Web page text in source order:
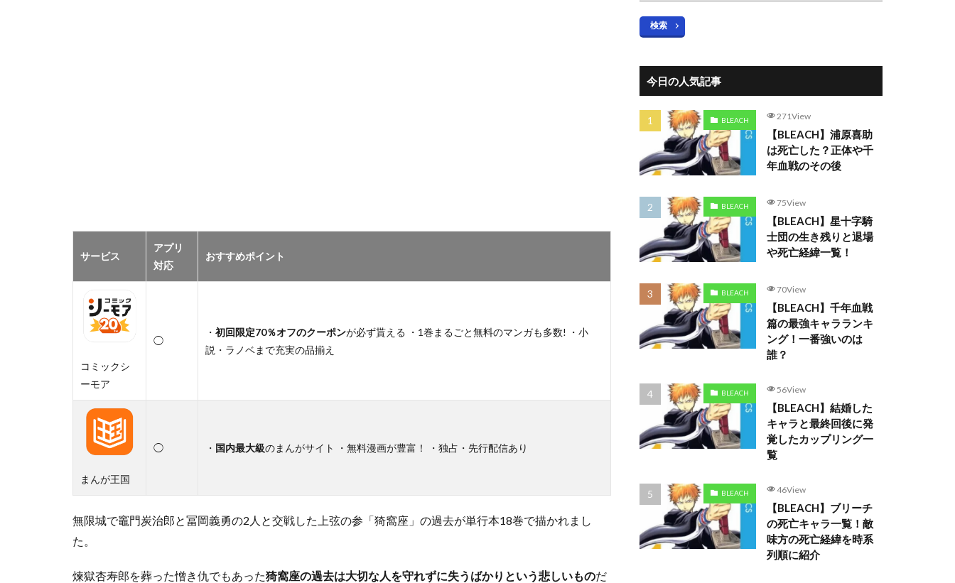
サービス
アプリ
対応
おすすめポイント
コミックシ
ーモア
◯
・ 初回限定70％オフのクーポンが必ず貰える ・1巻まるごと無料のマンガも多数! ・小
説・ラノベまで充実の品揃え
まんが王国
◯ ・ 国内最大級のまんがサイト ・無料漫画が豊富！ ・独占・先行配信あり
無限城で竈門炭治郎と冨岡義勇の2人と交戦した上弦の参「猗窩座」の過去が単行本18巻で描かれまし
た。
煉獄杏寿郎を葬った憎き仇でもあった猗窩座の過去は大切な人を守れずに失うばかりという悲しいものだ
検索
今日の人気記事
BLEACH 271View
【BLEACH】浦原喜助
は死亡した？正体や千
年血戦のその後
BLEACH 75View
【BLEACH】星十字騎
士団の生き残りと退場
や死亡経緯一覧！
BLEACH 70View
【BLEACH】千年血戦
篇の最強キャラランキ
ング！一番強いのは
誰？
BLEACH 56View
【BLEACH】結婚した
キャラと最終回後に発
覚したカップリング一
覧
BLEACH 46View
【BLEACH】ブリーチ
の死亡キャラ一覧！敵
味方の死亡経緯を時系
列順に紹介